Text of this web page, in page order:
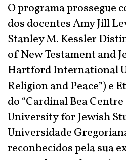
O programa prossegue
dos docentes Amy Jill
Stanley M. Kessler
of New Testament and
Hartford International
Religion and Peace”) e
do “Cardinal Bea
University for Jewish
Universidade
reconhecidos pela sua